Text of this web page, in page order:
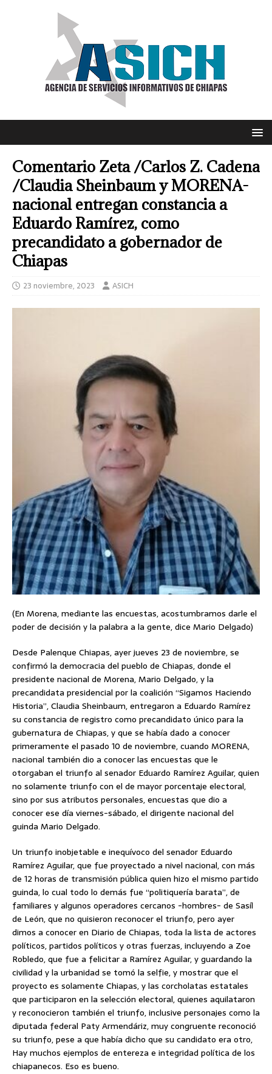
Comentario Zeta /Carlos Z. Cadena
/Claudia Sheinbaum y MORENA-
nacional entregan constancia a
Eduardo Ramírez, como
precandidato a gobernador de
Chiapas
23 noviembre, 2023 ASICH
(En Morena, mediante las encuestas, acostumbramos darle el
poder de decisión y la palabra a la gente, dice Mario Delgado)
Desde Palenque Chiapas, ayer jueves 23 de noviembre, se
confirmó la democracia del pueblo de Chiapas, donde el
presidente nacional de Morena, Mario Delgado, y la
precandidata presidencial por la coalición “Sigamos Haciendo
Historia”, Claudia Sheinbaum, entregaron a Eduardo Ramírez
su constancia de registro como precandidato único para la
gubernatura de Chiapas, y que se había dado a conocer
primeramente el pasado 10 de noviembre, cuando MORENA,
nacional también dio a conocer las encuestas que le
otorgaban el triunfo al senador Eduardo Ramírez Aguilar, quien
no solamente triunfo con el de mayor porcentaje electoral,
sino por sus atributos personales, encuestas que dio a
conocer ese día viernes-sábado, el dirigente nacional del
guinda Mario Delgado.
Un triunfo inobjetable e inequívoco del senador Eduardo
Ramírez Aguilar, que fue proyectado a nivel nacional, con más
de 12 horas de transmisión pública quien hizo el mismo partido
guinda, lo cual todo lo demás fue “politiquería barata”, de
familiares y algunos operadores cercanos -hombres- de Sasíl
de León, que no quisieron reconocer el triunfo, pero ayer
dimos a conocer en Diario de Chiapas, toda la lista de actores
políticos, partidos políticos y otras fuerzas, incluyendo a Zoe
Robledo, que fue a felicitar a Ramírez Aguilar, y guardando la
civilidad y la urbanidad se tomó la selfie, y mostrar que el
proyecto es solamente Chiapas, y las corcholatas estatales
que participaron en la selección electoral, quienes aquilataron
y reconocieron también el triunfo, inclusive personajes como la
diputada federal Paty Armendáriz, muy congruente reconoció
su triunfo, pese a que había dicho que su candidato era otro,
Hay muchos ejemplos de entereza e integridad política de los
chiapanecos. Eso es bueno.